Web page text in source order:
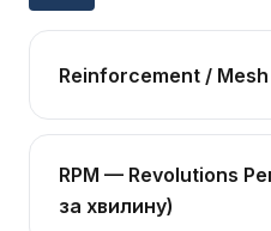
Reinforcement /
RPM — Revolutions
за хвилину)